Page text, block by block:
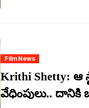
Film News
Krithi Shetty: ఆ
వేధింపులు.. దానికి